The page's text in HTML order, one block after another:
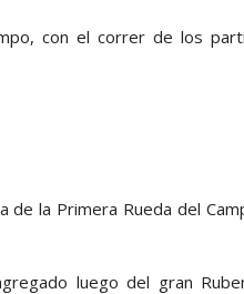
con el correr de los
la Primera Rueda del
luego del gran